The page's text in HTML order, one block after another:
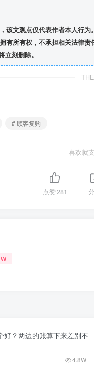
该文观点仅代表作者本人行
有所有权，不承担相关法律
立刻删除。
# 顾客复购
喜欢就
点赞281
好？两边的账算下来差别不
4.8W+